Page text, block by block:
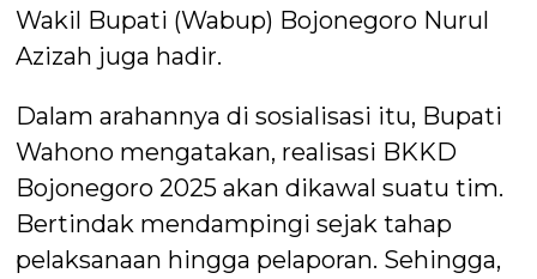
Wakil Bupati (Wabup) Bojonegoro Nurul
Azizah juga hadir.
Dalam arahannya di sosialisasi itu, Bupati
Wahono mengatakan, realisasi BKKD
Bojonegoro 2025 akan dikawal suatu tim.
Bertindak mendampingi sejak tahap
pelaksanaan hingga pelaporan. Sehingga,